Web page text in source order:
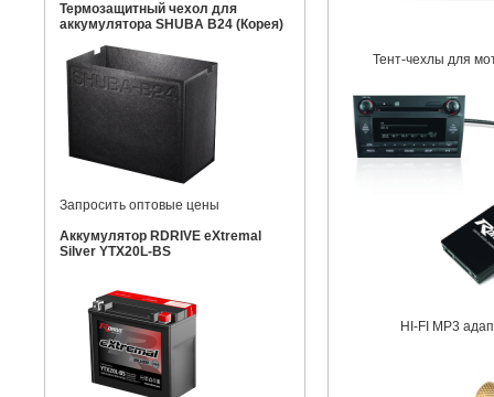
Термозащитный чехол для
аккумулятора SHUBA B24 (Корея)
Запросить оптовые цены
Аккумулятор RDRIVE eXtremal
Silver YTX20L-BS
Тент-чехлы для
HI-FI MP3